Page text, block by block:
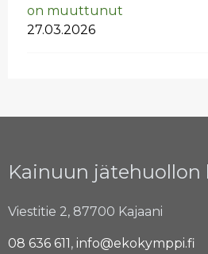
on muut­tu­nut
27.03.2026
Kainuun
Viestitie 2, 87700 Kajaani
08 636 611, info@ekokymppi.fi